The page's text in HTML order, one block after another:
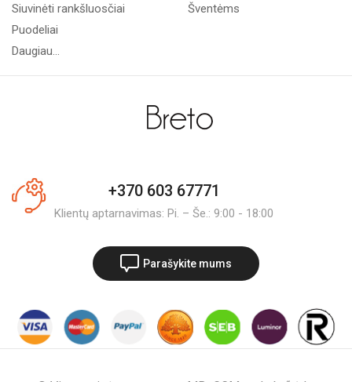
Siuvinėti rankšluosčiai
Puodeliai
Daugiau...
Šventėms
+370 603 67771
Klientų aptarnavimas: Pi. – Še.: 9:00 - 18:00
Parašykite mums